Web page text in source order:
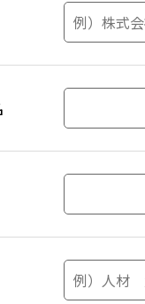
提供について
得するお客様の個
合がございます。
護のために必要が
全な育成の推進の
体又はその委託を
ことによって当該事
いて
ご提供されることは
合、お問合せ、ご